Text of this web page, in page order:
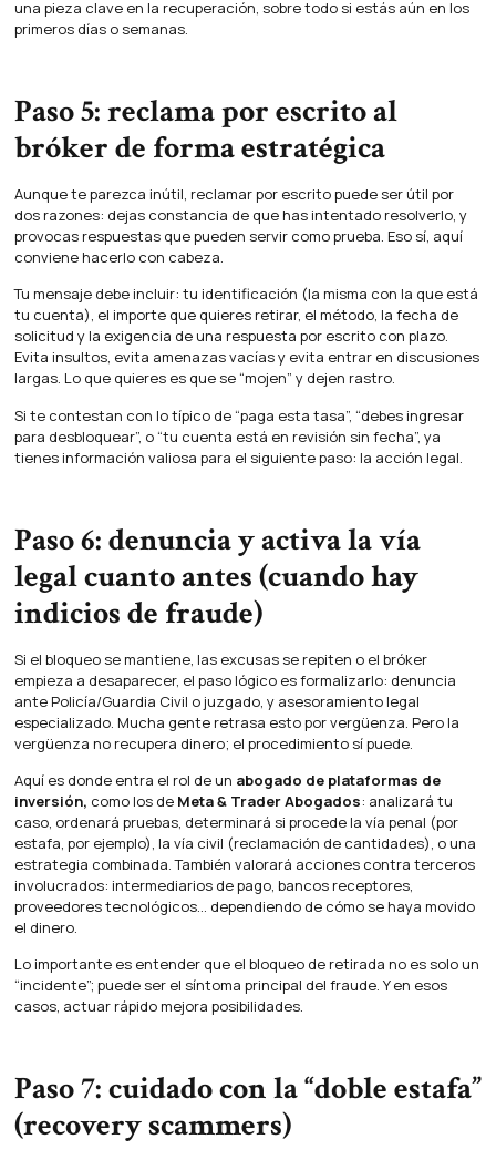
una pieza clave en la recuperación, sobre todo si estás aún en los
primeros días o semanas.
Paso 5: reclama por escrito al
bróker de forma estratégica
Aunque te parezca inútil, reclamar por escrito puede ser útil por
dos razones: dejas constancia de que has intentado resolverlo, y
provocas respuestas que pueden servir como prueba. Eso sí, aquí
conviene hacerlo con cabeza.
Tu mensaje debe incluir: tu identificación (la misma con la que está
tu cuenta), el importe que quieres retirar, el método, la fecha de
solicitud y la exigencia de una respuesta por escrito con plazo.
Evita insultos, evita amenazas vacías y evita entrar en discusiones
largas. Lo que quieres es que se “mojen” y dejen rastro.
Si te contestan con lo típico de “paga esta tasa”, “debes ingresar
para desbloquear”, o “tu cuenta está en revisión sin fecha”, ya
tienes información valiosa para el siguiente paso: la acción legal.
Paso 6: denuncia y activa la vía
legal cuanto antes (cuando hay
indicios de fraude)
Si el bloqueo se mantiene, las excusas se repiten o el bróker
empieza a desaparecer, el paso lógico es formalizarlo: denuncia
ante Policía/Guardia Civil o juzgado, y asesoramiento legal
especializado. Mucha gente retrasa esto por vergüenza. Pero la
vergüenza no recupera dinero; el procedimiento sí puede.
Aquí es donde entra el rol de un abogado de plataformas de
inversión, como los de Meta & Trader Abogados: analizará tu
caso, ordenará pruebas, determinará si procede la vía penal (por
estafa, por ejemplo), la vía civil (reclamación de cantidades), o una
estrategia combinada. También valorará acciones contra terceros
involucrados: intermediarios de pago, bancos receptores,
proveedores tecnológicos… dependiendo de cómo se haya movido
el dinero.
Lo importante es entender que el bloqueo de retirada no es solo un
“incidente”; puede ser el síntoma principal del fraude. Y en esos
casos, actuar rápido mejora posibilidades.
Paso 7: cuidado con la “doble estafa”
(recovery scammers)